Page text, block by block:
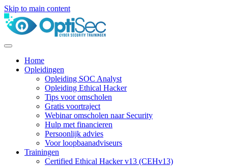
Skip to main content
Home
Opleidingen
Opleiding SOC Analyst
Opleiding Ethical Hacker
Tips voor omscholen
Gratis voortraject
Webinar omscholen naar Security
Hulp met financieren
Persoonlijk advies
Voor loopbaanadviseurs
Trainingen
Certified Ethical Hacker v13 (CEHv13)